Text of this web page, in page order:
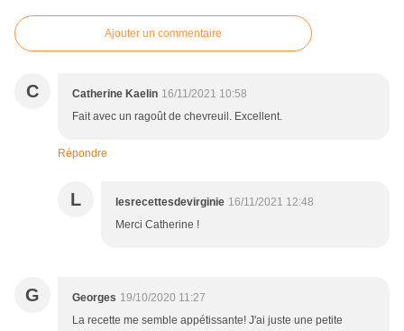
Ajouter un commentaire
C Catherine Kaelin 16/11/2021 10:58
Fait avec un ragoût de chevreuil. Excellent.
Répondre
L lesrecettesdevirginie 16/11/2021 12:48
Merci Catherine !
G Georges 19/10/2020 11:27
La recette me semble appétissante! J'ai juste une petite